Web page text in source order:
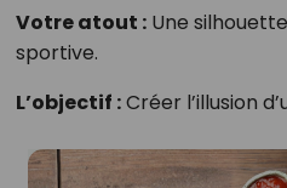
Votre atout :Une
sportive.
L’objectif :Créer l’illusion